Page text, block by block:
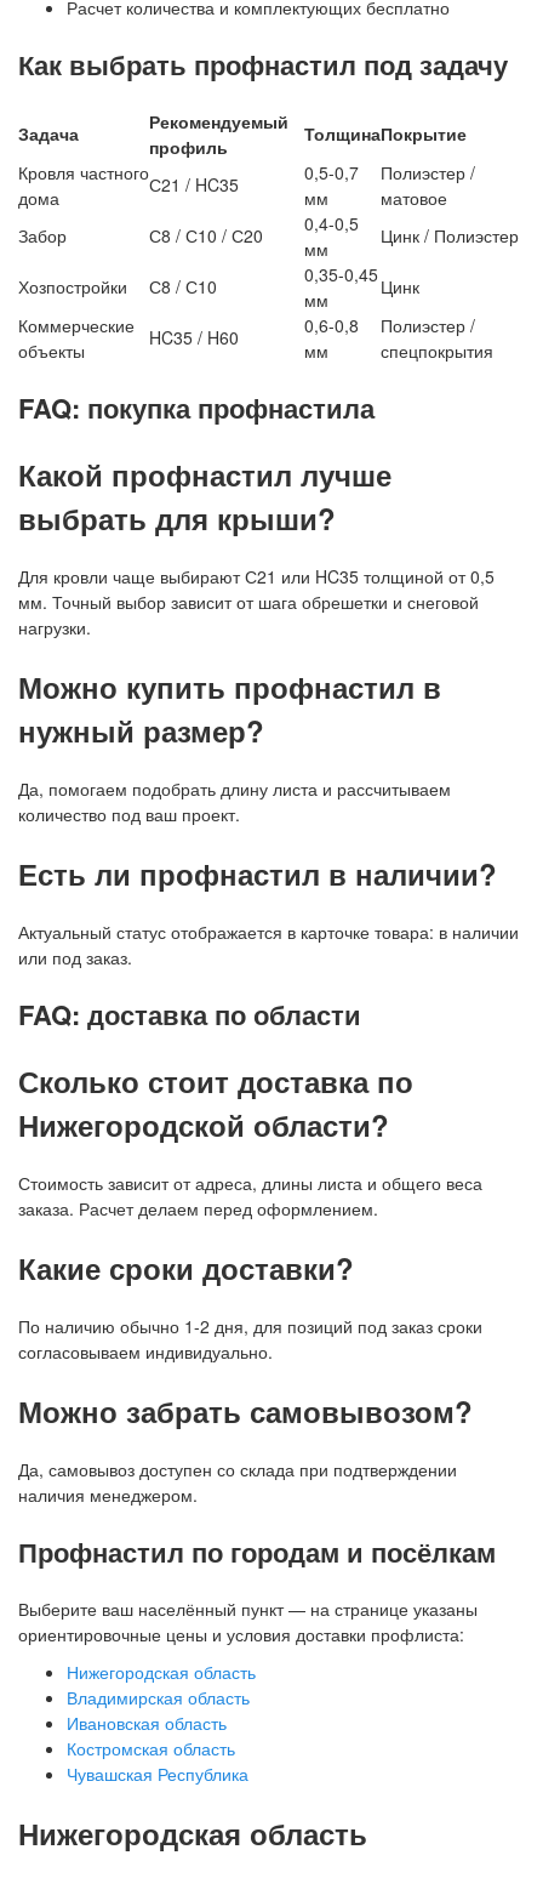
Расчет количества и комплектующих бесплатно
Как выбрать профнастил под задачу
Задача
Рекомендуемый
профиль
ТолщинаПокрытие
Кровля частного
дома
С21 / HC35
0,5-0,7
мм
Полиэстер /
матовое
Забор
С8 / С10 / С20
0,4-0,5
мм
Цинк / Полиэстер
Хозпостройки С8 / С10
0,35-0,45
мм
Цинк
Коммерческие
объекты
HC35 / H60
0,6-0,8
мм
Полиэстер /
спецпокрытия
FAQ: покупка профнастила
Какой профнастил лучше
выбрать для крыши?
Для кровли чаще выбирают С21 или HC35 толщиной от 0,5
мм. Точный выбор зависит от шага обрешетки и снеговой
нагрузки.
Можно купить профнастил в
нужный размер?
Да, помогаем подобрать длину листа и рассчитываем
количество под ваш проект.
Есть ли профнастил в наличии?
Актуальный статус отображается в карточке товара: в наличии
или под заказ.
FAQ: доставка по области
Сколько стоит доставка по
Нижегородской области?
Стоимость зависит от адреса, длины листа и общего веса
заказа. Расчет делаем перед оформлением.
Какие сроки доставки?
По наличию обычно 1-2 дня, для позиций под заказ сроки
согласовываем индивидуально.
Можно забрать самовывозом?
Да, самовывоз доступен со склада при подтверждении
наличия менеджером.
Профнастил по городам и посёлкам
Выберите ваш населённый пункт — на странице указаны
ориентировочные цены и условия доставки профлиста:
Нижегородская область
Владимирская область
Ивановская область
Костромская область
Чувашская Республика
Нижегородская область